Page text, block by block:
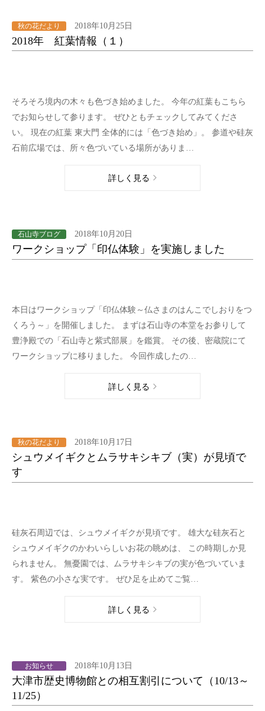
秋の花だより 2018年10月25日
2018年 紅葉情報（１）
そろそろ境内の木々も色づき始めました。 今年の紅葉もこちら
でお知らせして参ります。 ぜひともチェックしてみてくださ
い。 現在の紅葉 東大門 全体的には「色づき始め」。 参道や硅灰
石前広場では、所々色づいている場所がありま…
詳しく見る
石山寺ブログ 2018年10月20日
ワークショップ「印仏体験」を実施しました
本日はワークショップ「印仏体験～仏さまのはんこでしおりをつ
くろう～」を開催しました。 まずは石山寺の本堂をお参りして
豊浄殿での「石山寺と紫式部展」を鑑賞。 その後、密蔵院にて
ワークショップに移りました。 今回作成したの…
詳しく見る
秋の花だより 2018年10月17日
シュウメイギクとムラサキシキブ（実）が見頃で
す
硅灰石周辺では、シュウメイギクが見頃です。 雄大な硅灰石と
シュウメイギクのかわいらしいお花の眺めは、 この時期しか見
られません。 無憂園では、ムラサキシキブの実が色づいていま
す。 紫色の小さな実です。 ぜひ足を止めてご覧…
詳しく見る
お知らせ 2018年10月13日
大津市歴史博物館との相互割引について（10/13～
11/25）